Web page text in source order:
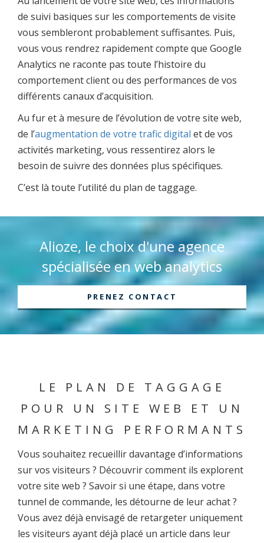
de suivi basiques sur les comportements de visite
vous sembleront probablement suffisantes. Puis,
vous vous rendrez rapidement compte que Google
Analytics ne raconte pas toute l’histoire du
comportement client ou des performances de vos
différents canaux d’acquisition.
Au fur et à mesure de l’évolution de votre site web,
de l’augmentation de votre trafic digital et de vos
activités marketing, vous ressentirez alors le
besoin de suivre des données plus spécifiques.
C’est là toute l’utilité du plan de taggage.
Alioze, le choix d'une agence
spécialisée en web analytics
PRENEZ CONTACT
LE PLAN DE TAGGAGE
POUR UN SITE WEB ET UN
MARKETING PERFORMANTS
Vous souhaitez recueillir davantage d’informations
sur vos visiteurs ? Découvrir comment ils explorent
votre site web ? Savoir si une étape, dans votre
tunnel de commande, les détourne de leur achat ?
Vous avez déjà envisagé de retargeter uniquement
les visiteurs ayant déjà placé un article dans leur